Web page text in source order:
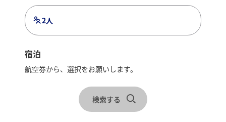
2人
宿泊
航空券から、選択をお願いします。
札幌・定山渓
検索する